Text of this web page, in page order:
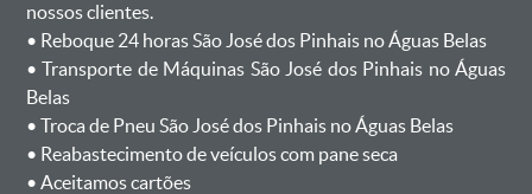
nossos clientes.
ㅤㅤ• Reboque 24 horas São José dos Pinhais no Águas Belas
ㅤㅤ• Transporte de Máquinas São José dos Pinhais no Águas
Belas
ㅤㅤ• Troca de Pneu São José dos Pinhais no Águas Belas
ㅤㅤ• Reabastecimento de veículos com pane seca
ㅤㅤ• Aceitamos cartões